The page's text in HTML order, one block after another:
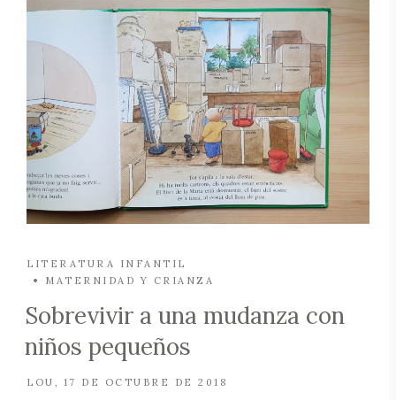
LITERATURA INFANTIL
MATERNIDAD Y CRIANZA
Sobrevivir a una mudanza con
niños pequeños
LOU 17 DE OCTUBRE DE 2018